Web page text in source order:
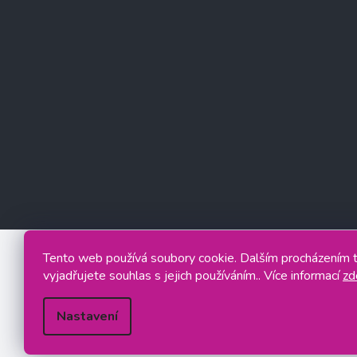
Tento web používá soubory cookie. Dalším
vyjadřujete souhlas s jejich používáním.. Více informací
Nastavení